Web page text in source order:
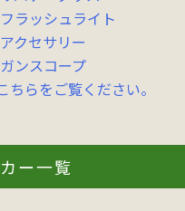
フラッシュライト
アクセサリー
ガンスコープ
らをご覧ください。
ー一覧